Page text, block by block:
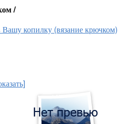
/
копилку (вязание крючком)